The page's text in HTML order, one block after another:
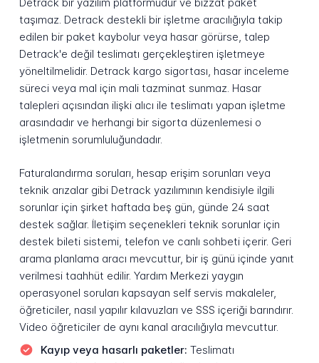
Detrack bir yazılım platformudur ve bizzat paket
taşımaz. Detrack destekli bir işletme aracılığıyla takip
edilen bir paket kaybolur veya hasar görürse, talep
Detrack'e değil teslimatı gerçekleştiren işletmeye
yöneltilmelidir. Detrack kargo sigortası, hasar inceleme
süreci veya mal için mali tazminat sunmaz. Hasar
talepleri açısından ilişki alıcı ile teslimatı yapan işletme
arasındadır ve herhangi bir sigorta düzenlemesi o
işletmenin sorumluluğundadır.
Faturalandırma soruları, hesap erişim sorunları veya
teknik arızalar gibi Detrack yazılımının kendisiyle ilgili
sorunlar için şirket haftada beş gün, günde 24 saat
destek sağlar. İletişim seçenekleri teknik sorunlar için
destek bileti sistemi, telefon ve canlı sohbeti içerir. Geri
arama planlama aracı mevcuttur, bir iş günü içinde yanıt
verilmesi taahhüt edilir. Yardım Merkezi yaygın
operasyonel soruları kapsayan self servis makaleler,
öğreticiler, nasıl yapılır kılavuzları ve SSS içeriği barındırır.
Video öğreticiler de aynı kanal aracılığıyla mevcuttur.
Kayıp veya hasarlı paketler: Teslimatı